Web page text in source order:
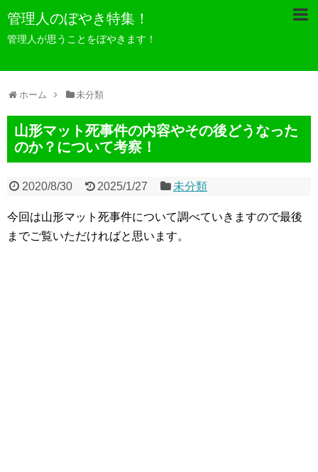
管理人のぼやき特集！
管理人が思うことをぼやきます！
ホーム 未分類
山形マット死事件の内容やその後どうなった
のか？について考察！
2020/8/30 2025/1/27 未分類
今回は山形マット死事件について調べていきますので最後
までご覧いただければと思います。